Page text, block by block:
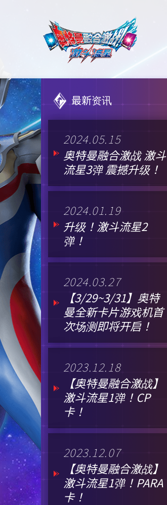
最新资讯
2024.05.15
奥特曼融合激战 激斗
流星3弹 震撼升级！
2024.01.19
升级！激斗流星2
弹！
2024.03.27
【3/29~3/31】奥特
曼全新卡片游戏机首
次场测即将开启！
2023.12.18
【奥特曼融合激战】
激斗流星1弹！CP
卡！
2023.12.07
【奥特曼融合激战】
激斗流星1弹！PARA
卡！